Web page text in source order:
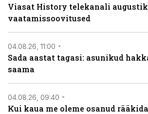
Viasat History telekanali
vaatamissoovitused
04.08.26, 11:00
Sada aastat tagasi: asunikud
saama
04.08.26, 09:40
Kui kaua me oleme osanud